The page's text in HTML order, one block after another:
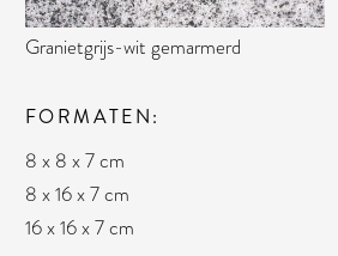
Granietgrijs-wit gemarmerd
FORMATEN
8 x 8 x 7 cm
8 x 16 x 7 cm
16 x 16 x 7 cm